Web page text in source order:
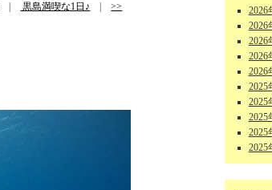
黒島満喫な1日♪ |>>
2026
2026
2026
2026
2026
2025
2025
2025
2025
2025